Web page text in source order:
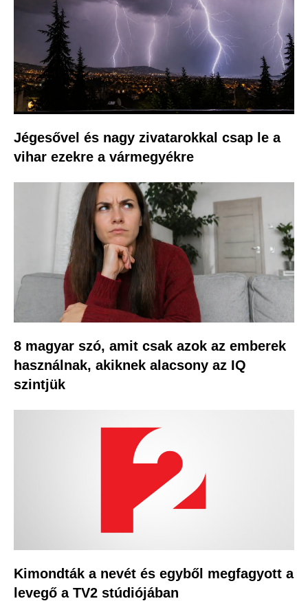
Jégesővel és nagy zivatarokkal csap le a
vihar ezekre a vármegyékre
8 magyar szó, amit csak azok az emberek
használnak, akiknek alacsony az IQ
szintjük
Kimondták a nevét és egyből megfagyott a
levegő a TV2 stúdiójában